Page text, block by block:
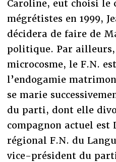
Caroline, eut choisi le
mégrétistes en 1999,
décidera de faire de
politique. Par
microcosme, le F.N.
l’endogamie
se marie
du parti, dont elle
compagnon actuel
régional F.N. du
vice-président du